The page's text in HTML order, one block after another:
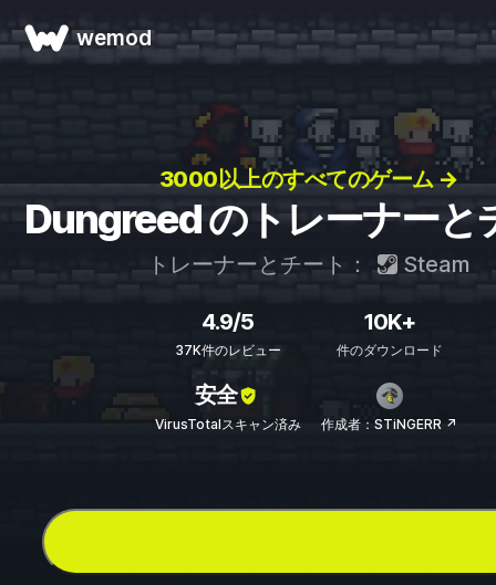
wemod
3000以上のすべてのゲーム →
Dungreed のトレーナーと
トレーナーとチート： Steam
4.9/5
37K件のレビュー
10K+
件のダウンロード
安全
VirusTotalスキャン済み 作成者：STiNGERR ↗